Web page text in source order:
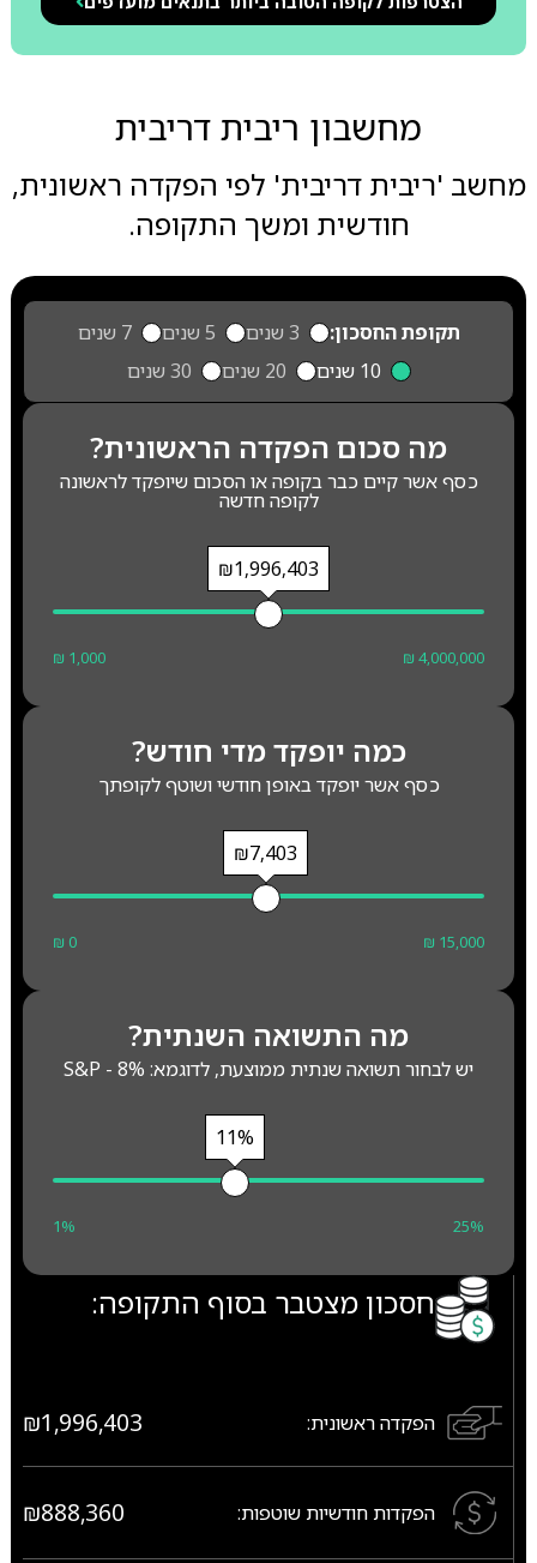
מחשבון ריבית דריבית
מחשב 'ריבית דריבית' לפי הפקדה ראשונית,
חודשית ומשך התקופה.
תקופת החסכון: 3 שנים 5 שנים
7 שנים
10 שנים
20 שנים 30 שנים
מה סכום הפקדה הראשונית?
כסף אשר קיים כבר בקופה או הסכום שיופקד לראשונה
לקופה חדשה
₪1,996,403
₪ 1,000 ₪ 4,000,000
כמה יופקד מדי חודש?
כסף אשר יופקד באופן חודשי ושוטף לקופתך
₪7,403
₪ 0 ₪ 15,000
מה התשואה השנתית?
יש לבחור תשואה שנתית ממוצעת, לדוגמא: S&P - 8%
11%
1% 25%
חסכון מצטבר בסוף התקופה:
הפקדה ראשונית: ₪1,996,403
הפקדות חודשיות שוטפות: ₪888,360